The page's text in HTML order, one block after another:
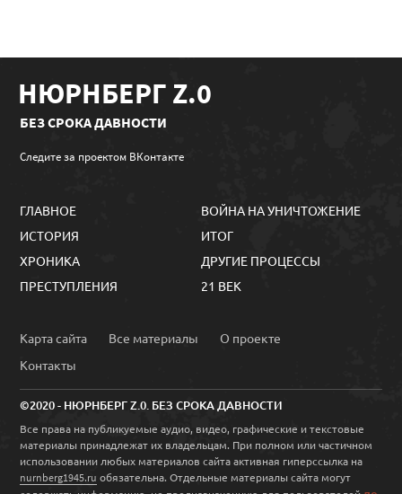
НЮРНБЕРГ Z.0
БЕЗ СРОКА ДАВНОСТИ
Следите за проектом ВКонтакте
ГЛАВНОЕ
ИСТОРИЯ
ХРОНИКА
ПРЕСТУПЛЕНИЯ
ВОЙНА НА УНИЧТОЖЕНИЕ
ИТОГ
ДРУГИЕ ПРОЦЕССЫ
21 ВЕК
Карта сайта Все материалы
О проекте
Контакты
©2020 - НЮРНБЕРГ Z.0. БЕЗ СРОКА ДАВНОСТИ
Все права на публикуемые аудио, видео, графические и текстовые
материалы принадлежат их владельцам. При полном или частичном
использовании любых материалов сайта активная гиперссылка на
nurnberg1945.ru обязательна. Отдельные материалы сайта могут